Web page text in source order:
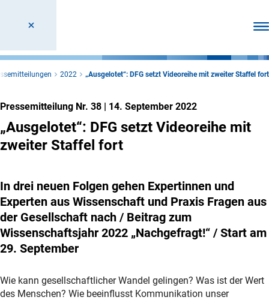
2022 „Ausgelotet“: DFG setzt Videoreihe mit zweiter Staffel fort
Pressemitteilung Nr. 38 | 14. September 2022
„Ausgelotet“: DFG setzt Videoreihe mit
zweiter Staffel fort
In drei neuen Folgen gehen Expertinnen und
Experten aus Wissenschaft und Praxis Fragen aus
der Gesellschaft nach / Beitrag zum
Wissenschaftsjahr 2022 „Nachgefragt!“ / Start am
29. September
Wie kann gesellschaftlicher Wandel gelingen? Was ist der Wert
des Menschen? Wie beeinflusst Kommunikation unser